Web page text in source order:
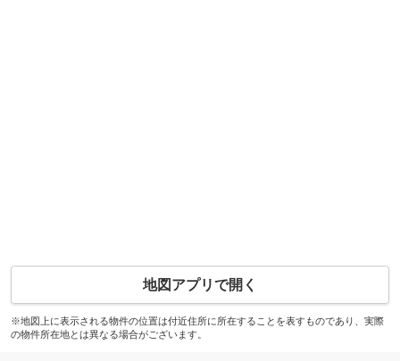
地図アプリで開く
※地図上に表示される物件の位置は付近住所に所在することを表すものであり、実際
の物件所在地とは異なる場合がございます。